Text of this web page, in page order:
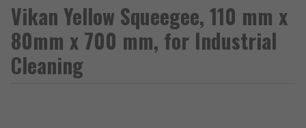
Vikan Yellow Squeegee, 110 mm x
80mm x 700 mm, for Industrial
Cleaning